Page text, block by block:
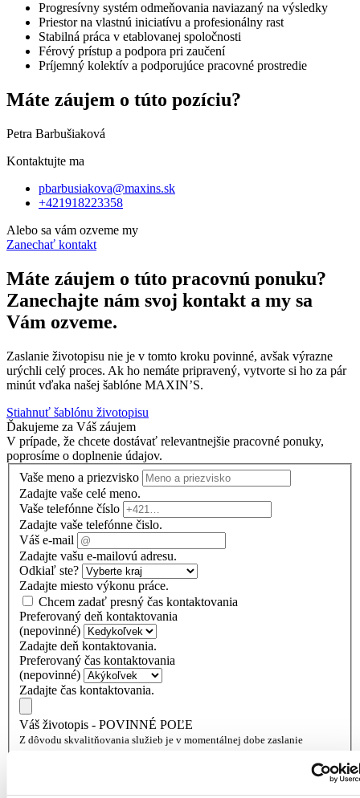
Progresívny systém odmeňovania naviazaný na výsledky
Priestor na vlastnú iniciatívu a profesionálny rast
Stabilná práca v etablovanej spoločnosti
Férový prístup a podpora pri zaučení
Príjemný kolektív a podporujúce pracovné prostredie
Máte záujem o túto pozíciu?
Petra Barbušiaková
Kontaktujte ma
pbarbusiakova@maxins.sk
+421918223358
Alebo sa vám ozveme my
Zanechať kontakt
Máte záujem o túto pracovnú ponuku?
Zanechajte nám svoj kontakt a my sa
Vám ozveme.
Zaslanie životopisu nie je v tomto kroku povinné, avšak výrazne
urýchli celý proces. Ak ho nemáte pripravený, vytvorte si ho za pár
minút vďaka našej šablóne MAXIN’S.
Stiahnuť šablónu životopisu
Ďakujeme za Váš záujem
V prípade, že chcete dostávať relevantnejšie pracovné ponuky,
poprosíme o doplnenie údajov.
Vaše meno a priezvisko
Zadajte vaše celé meno.
Vaše telefónne číslo
Zadajte vaše telefónne čislo.
Váš e-mail
Zadajte vašu e-mailovú adresu.
Odkiaľ ste?
Zadajte miesto výkonu práce.
Chcem zadať presný čas kontaktovania
Preferovaný deň kontaktovania
(nepovinné)
Zadajte deň kontaktovania.
Preferovaný čas kontaktovania
(nepovinné)
Zadajte čas kontaktovania.
Váš životopis - POVINNÉ POĽE
Z dôvodu skvalitňovania služieb je v momentálnej dobe zaslanie